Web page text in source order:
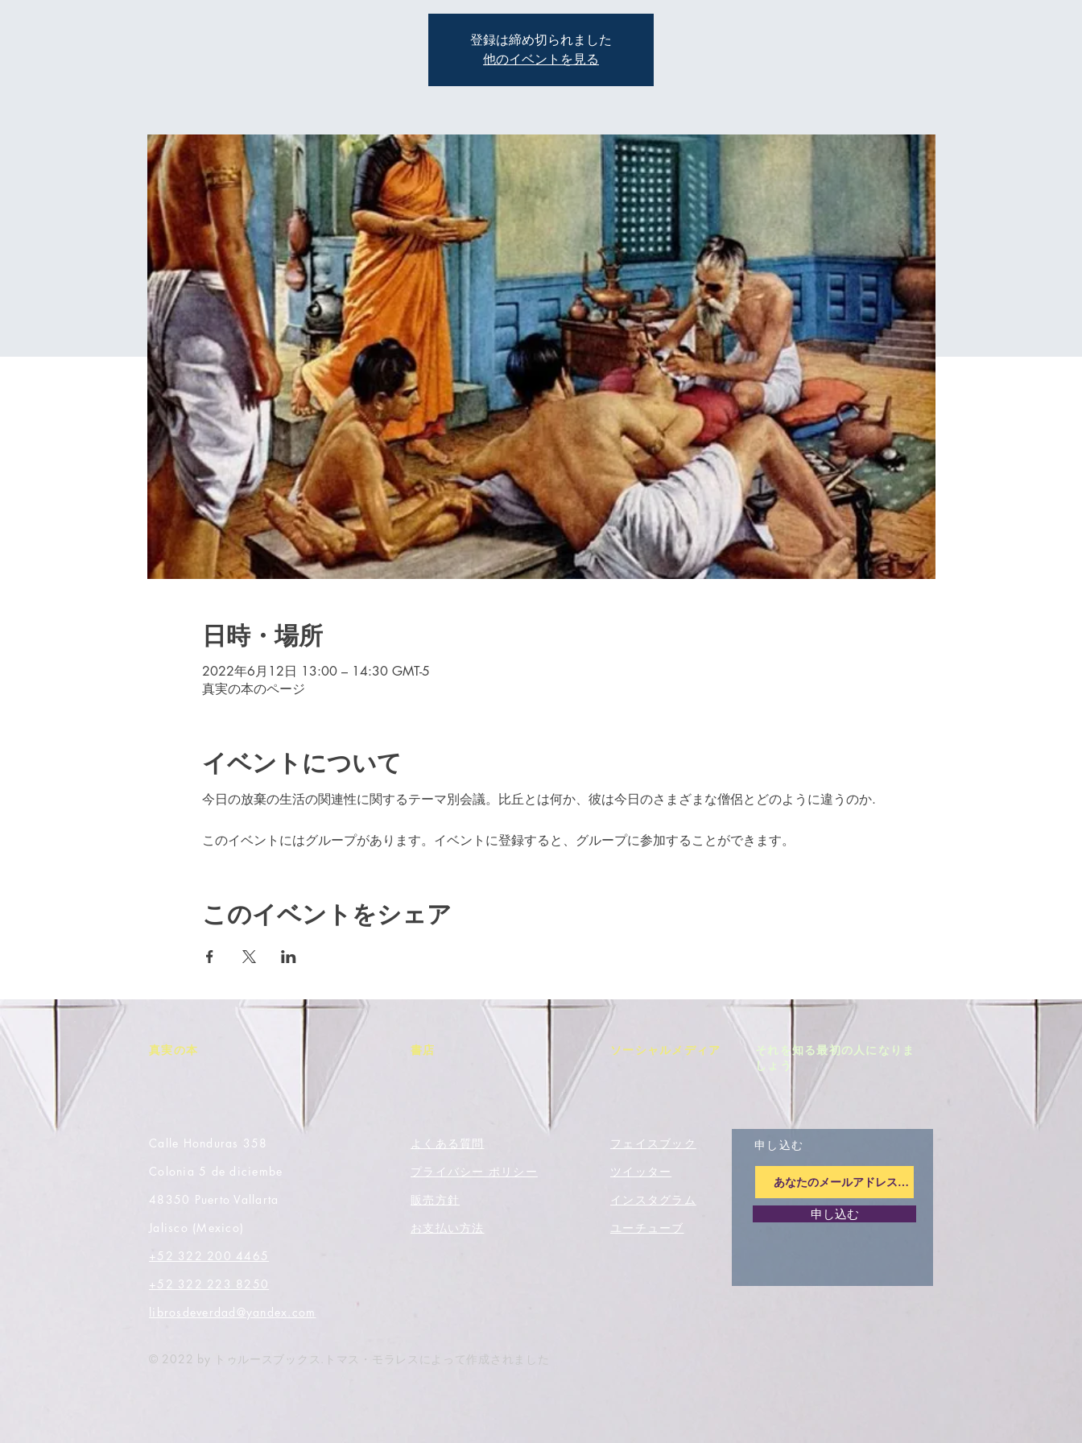
登録は締め切られました
他のイベントを見る
日時・場所
2022年6月12日 13:00 – 14:30 GMT-5
真実の本のページ
イベントについて
今日の放棄の生活の関連性に関するテーマ別会議。比丘とは何か、彼は今日のさまざまな僧侶とどのように違うのか.
このイベントにはグループがあります。イベントに登録すると、グループに参加することができます。
このイベントをシェア
真実の本 書店 ソーシャルメディア
それを知る最初の人になりま
しょう
Calle Honduras 358
Colonia 5 de diciembe
48350 Puerto Vallarta
Jalisco (Mexico)
+52 322 200 4465
+52 322 223 8250
librosdeverdad@yandex.com
よくある質問
プライバシー ポリシー
販売方針
お支払い方法
フェイスブック
ツイッター
インスタグラム
ユーチューブ
申し込む
申し込む
© 2022 by トゥルースブックス.トマス・モラレスによって作成されました